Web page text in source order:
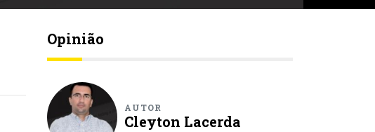
Opinião
AUTOR
Cleyton Lacerda